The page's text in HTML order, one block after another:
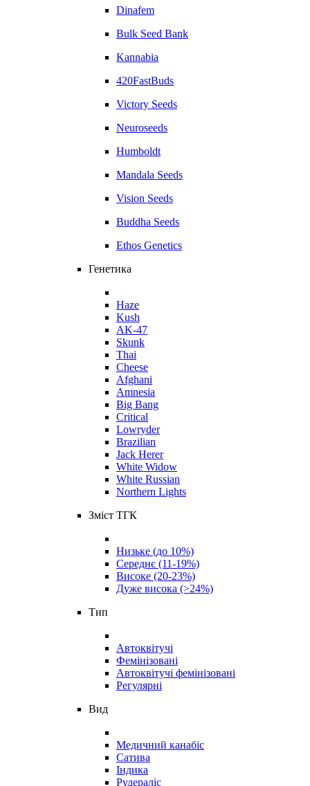
Dinafem
Bulk Seed Bank
Kannabia
420FastBuds
Victory Seeds
Neuroseeds
Humboldt
Mandala Seeds
Vision Seeds
Buddha Seeds
Ethos Genetics
Генетика
Haze
Kush
AK-47
Skunk
Thai
Cheese
Afghani
Amnesia
Big Bang
Critical
Lowryder
Brazilian
Jack Herer
White Widow
White Russian
Northern Lights
Зміст ТГК
Низьке (до 10%)
Середнє (11-19%)
Високе (20-23%)
Дуже висока (>24%)
Тип
Автоквітучі
Фемінізовані
Автоквітучі фемінізовані
Регулярні
Вид
Медичний канабіс
Сатива
Індика
Рудераліс